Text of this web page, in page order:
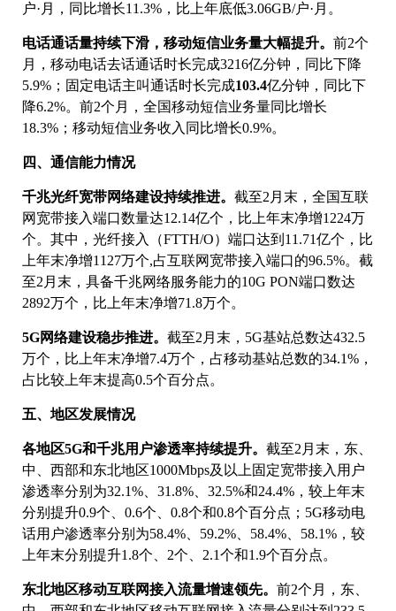
户·月，同比增长11.3%，比上年底低3.06GB/户·月。
电话通话量持续下滑，移动短信业务量大幅提升。 前2个
月，移动电话去话通话时长完成3216亿分钟，同比下降
5.9%；固定电话主叫通话时长完成103.4亿分钟，同比下
降6.2%。前2个月，全国移动短信业务量同比增长
18.3%；移动短信业务收入同比增长0.9%。
四、通信能力情况
千兆光纤宽带网络建设持续推进。 截至2月末，全国互联
网宽带接入端口数量达12.14亿个，比上年末净增1224万
个。其中，光纤接入（FTTH/O）端口达到11.71亿个，比
上年末净增1127万个,占互联网宽带接入端口的96.5%。截
至2月末，具备千兆网络服务能力的10G PON端口数达
2892万个，比上年末净增71.8万个。
5G网络建设稳步推进。 截至2月末，5G基站总数达432.5
万个，比上年末净增7.4万个，占移动基站总数的34.1%，
占比较上年末提高0.5个百分点。
五、地区发展情况
各地区5G和千兆用户渗透率持续提升。 截至2月末，东、
中、西部和东北地区1000Mbps及以上固定宽带接入用户
渗透率分别为32.1%、31.8%、32.5%和24.4%，较上年末
分别提升0.9个、0.6个、0.8个和0.8个百分点；5G移动电
话用户渗透率分别为58.4%、59.2%、58.4%、58.1%，较
上年末分别提升1.8个、2个、2.1个和1.9个百分点。
东北地区移动互联网接入流量增速领先。 前2个月，东、